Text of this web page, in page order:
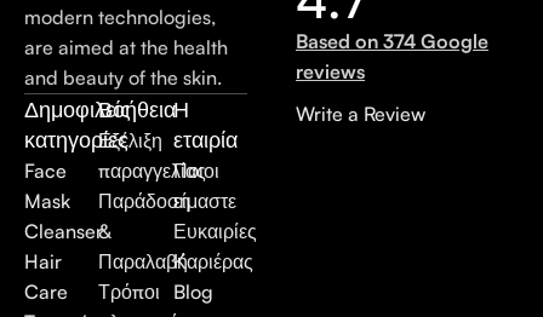
modern technologies,
are aimed at the health
and beauty of the skin.
Δημοφιλείς
κατηγορίες
Face
Mask
Cleanser
Hair
Care
Βοήθεια
Εξέλιξη
παραγγελίας
Παράδοση
&
Παραλαβή
Τρόποι
Η
εταιρία
Ποιοι
είμαστε
Ευκαιρίες
Καριέρας
Blog
Based on 374 Google
reviews
Write a Review